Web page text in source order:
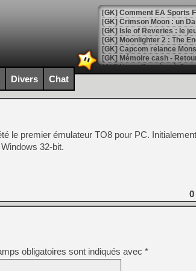
[GK] Comment EA Sports
[GK] Crimson Moon : un
[GK] Isle of Reveries : le
[GK] Moonlighter 2 : The
[GK] Capcom relance
[Mo5] Deux inédits du
[GK] Le beat'em up The
[GK] Endless Legend 2 :
[LS] [PS5] Le WebKit
[GK] Oubliez Crazy Taxi,
[LS] [Switch] NSZ 5.0.0
[GK] No More Room in
[GK] Un chatbot Atelier
[GK] Mémoire cash -
Divers Chat
le premier émulateur TO8 pour PC.
32-bit.
0
obligatoires sont indiqués avec *